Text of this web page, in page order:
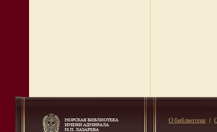
О библиотеке